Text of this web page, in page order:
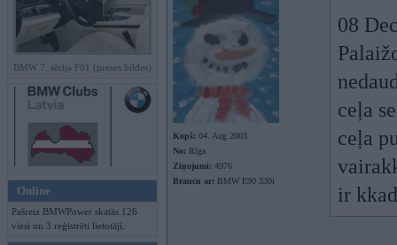
BMW 7. sērija F01 (preses bildes)
Online
Pašreiz BMWPower skatās 126
viesi un 3 reģistrēti lietotāji.
Kopš: 04. Aug 2003
No: Rīga
Ziņojumi: 4976
Braucu ar: BMW E90 330i
08
ceļa
ceļa
ir